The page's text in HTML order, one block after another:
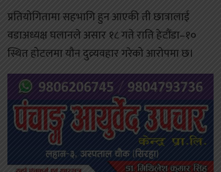
प्रतियोगितामा सहभागि हुन आएकी ती छात्रालाई
वडाअध्यक्ष घलानले असार १८ गते राति हेटौंडा–१०
स्थित होटलमा यौन दुव्र्यवहार गरेको आरोपमा छ।